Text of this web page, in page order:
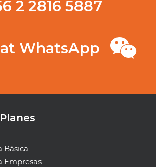
2 2816 5887‬
WhatsApp
Básica
Empresas